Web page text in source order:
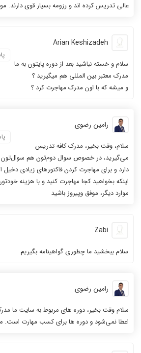
عالی تدریس کرده اند و رزومه بسیار قوی دارند.
Arian Keshizadeh
سلام و خسته نباشید بعد از دوره پایتون به ما
مدرک معتبر بین المللی هم میگیرید ؟
و میشه که با اون مدرک مهاجرت کرد ؟
رامین رضوی
سلام، وقت بخیر، مدرک کافه تدریس
می‌گیرید، در خصوص سوال دوم‌تون هم سوال‌تون
دارد و برای مهاجرت کردن فاکتورهای زیادی
اینکه بخواهید کجا مهاجرت کنید و با هزینه
موارد دیگر، موفق وپیروز باشید
Zabi
سلام ببخشید ما چطوری گواهینامه بگیریم
رامین رضوی
سلام وقت بخیر، دوره های مربوط به سایت ما
اعطا نمی‌شود و دوره ها برای کسب مهارت است.